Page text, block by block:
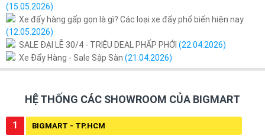
(15.05.2026)
Xe đẩy hàng gấp gọn là gì? Các loại xe đẩy phổ biến hiện nay
(12.05.2026)
SALE ĐẠI LỄ 30/4 - TRIỆU DEAL PHẤP PHỚI (22.04.2026)
Xe Đẩy Hàng - Sale Sập Sàn (21.04.2026)
HỆ THỐNG CÁC SHOWROOM CỦA BIGMART
1 BIGMART - TP.HCM